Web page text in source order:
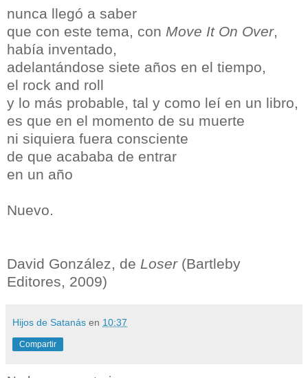
nunca llegó a saber
que con este tema, con Move It On Over,
había inventado,
adelantándose siete años en el tiempo,
el rock and roll
y lo más probable, tal y como leí en un libro,
es que en el momento de su muerte
ni siquiera fuera consciente
de que acababa de entrar
en un año
Nuevo.
David González, de Loser(Bartleby
Editores, 2009)
Hijos de Satanás en 10:37
Compartir